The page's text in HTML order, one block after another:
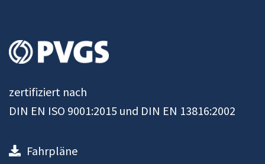
zertifiziert nach
DIN EN ISO 9001:2015 und DIN EN 13816:2002
Fahrpläne